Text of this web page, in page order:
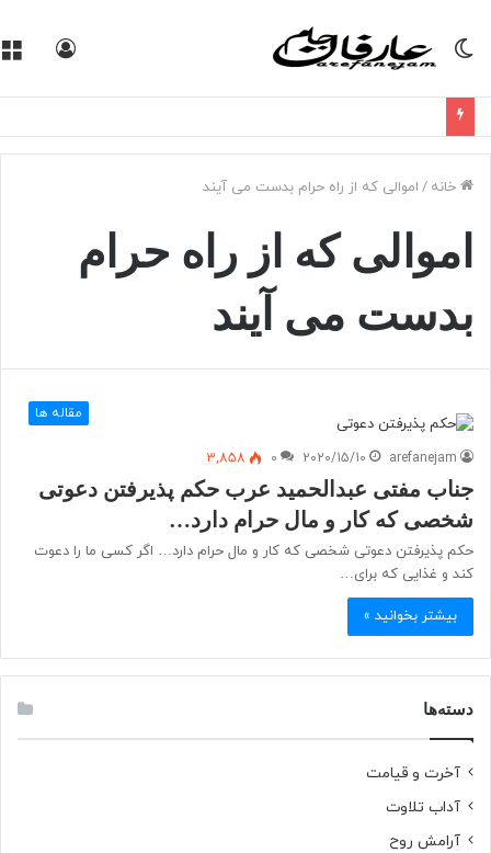
تغییر
خانه / اموالی که از راه حرام بدست می آیند
اموالی که از راه حرام
بدست می آیند
مقاله ها
arefanejam
2020/15/10
0
3,858
جناب مفتی عبدالحمید عرب حکم پذیرفتن دعوتی
شخصی که کار و مال حرام دارد…
حکم پذیرفتن دعوتی شخصی که کار و مال حرام دارد… اگر کسی ما را دعوت
کند و غذایی که برای…
بیشتر بخوانید »
دسته‌ها
آخرت و قیامت
آداب تلاوت
آرامش روح